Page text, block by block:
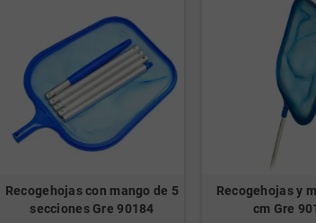
Recogehojas con mango de 5
secciones Gre 90184
Recogehojas y
cm Gre